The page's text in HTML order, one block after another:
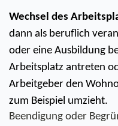
Wechsel des
dann als beruflich
oder eine Ausbildung
Arbeitsplatz antreten
Arbeitgeber den
zum Beispiel umzieht.
Beendigung oder